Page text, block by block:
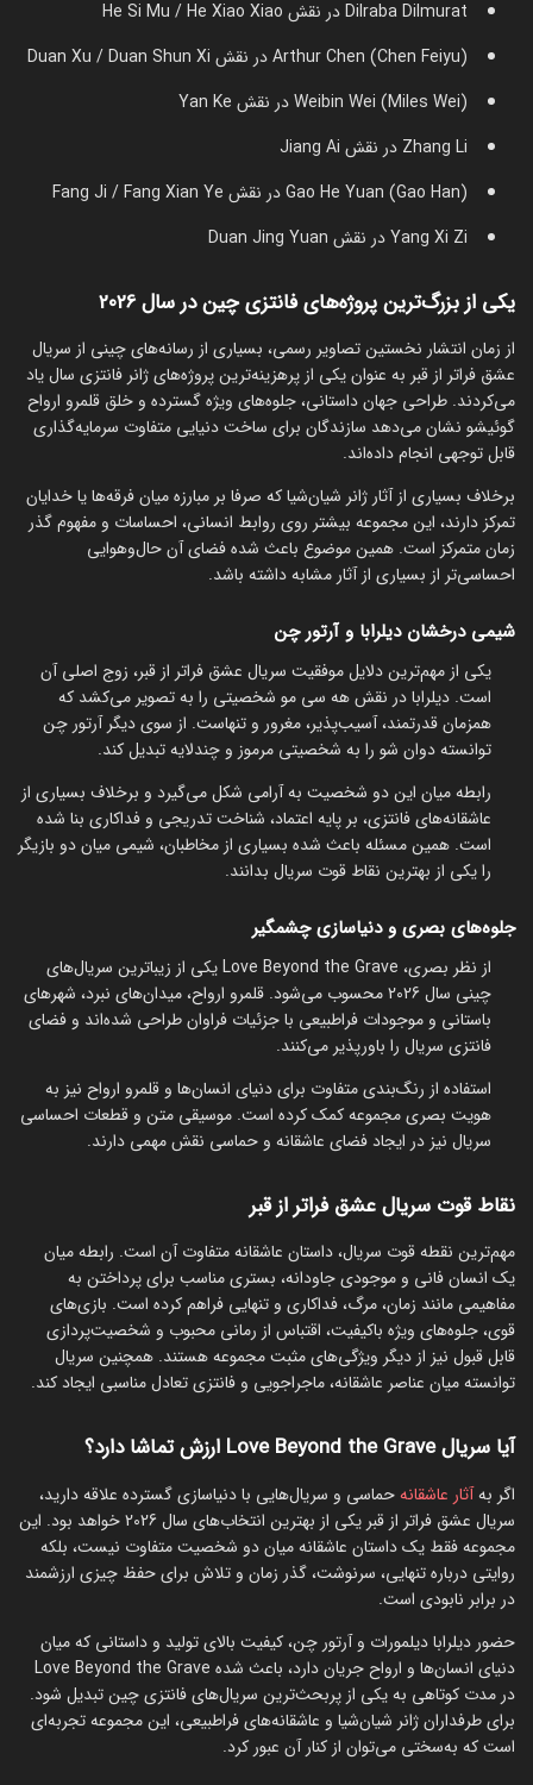
Dilraba Dilmurat در نقش He Si Mu / He Xiao Xiao
Arthur Chen (Chen Feiyu) در نقش Duan Xu / Duan Shun Xi
Weibin Wei (Miles Wei) در نقش Yan Ke
Zhang Li در نقش Jiang Ai
Gao He Yuan (Gao Han) در نقش Fang Ji / Fang Xian Ye
Yang Xi Zi در نقش Duan Jing Yuan
یکی از بزرگ‌ترین پروژه‌های فانتزی چین در سال 2026
از زمان انتشار نخستین تصاویر رسمی، بسیاری از رسانه‌های چینی از سریال
عشق فراتر از قبر به عنوان یکی از پرهزینه‌ترین پروژه‌های ژانر فانتزی سال یاد
می‌کردند. طراحی جهان داستانی، جلوه‌های ویژه گسترده و خلق قلمرو ارواح
گوئیشو نشان می‌دهد سازندگان برای ساخت دنیایی متفاوت سرمایه‌گذاری
قابل توجهی انجام داده‌اند.
برخلاف بسیاری از آثار ژانر شیان‌شیا که صرفا بر مبارزه میان فرقه‌ها یا خدایان
تمرکز دارند، این مجموعه بیشتر روی روابط انسانی، احساسات و مفهوم گذر
زمان متمرکز است. همین موضوع باعث شده فضای آن حال‌وهوایی
احساسی‌تر از بسیاری از آثار مشابه داشته باشد.
شیمی درخشان دیلرابا و آرتور چن
یکی از مهم‌ترین دلایل موفقیت سریال عشق فراتر از قبر، زوج اصلی آن
است. دیلرابا در نقش هه سی مو شخصیتی را به تصویر می‌کشد که
همزمان قدرتمند، آسیب‌پذیر، مغرور و تنهاست. از سوی دیگر آرتور چن
توانسته دوان شو را به شخصیتی مرموز و چندلایه تبدیل کند.
رابطه میان این دو شخصیت به آرامی شکل می‌گیرد و برخلاف بسیاری از
عاشقانه‌های فانتزی، بر پایه اعتماد، شناخت تدریجی و فداکاری بنا شده
است. همین مسئله باعث شده بسیاری از مخاطبان، شیمی میان دو بازیگر
را یکی از بهترین نقاط قوت سریال بدانند.
جلوه‌های بصری و دنیاسازی چشمگیر
از نظر بصری، Love Beyond the Grave یکی از زیباترین سریال‌های
چینی سال 2026 محسوب می‌شود. قلمرو ارواح، میدان‌های نبرد، شهرهای
باستانی و موجودات فراطبیعی با جزئیات فراوان طراحی شده‌اند و فضای
فانتزی سریال را باورپذیر می‌کنند.
استفاده از رنگ‌بندی متفاوت برای دنیای انسان‌ها و قلمرو ارواح نیز به
هویت بصری مجموعه کمک کرده است. موسیقی متن و قطعات احساسی
سریال نیز در ایجاد فضای عاشقانه و حماسی نقش مهمی دارند.
نقاط قوت سریال عشق فراتر از قبر
مهم‌ترین نقطه قوت سریال، داستان عاشقانه متفاوت آن است. رابطه میان
یک انسان فانی و موجودی جاودانه، بستری مناسب برای پرداختن به
مفاهیمی مانند زمان، مرگ، فداکاری و تنهایی فراهم کرده است. بازی‌های
قوی، جلوه‌های ویژه باکیفیت، اقتباس از رمانی محبوب و شخصیت‌پردازی
قابل قبول نیز از دیگر ویژگی‌های مثبت مجموعه هستند. همچنین سریال
توانسته میان عناصر عاشقانه، ماجراجویی و فانتزی تعادل مناسبی ایجاد کند.
آیا سریال Love Beyond the Grave ارزش تماشا دارد؟
اگر بهآثار عاشقانهحماسی و سریال‌هایی با دنیاسازی گسترده علاقه دارید،
سریال عشق فراتر از قبر یکی از بهترین انتخاب‌های سال 2026 خواهد بود. این
مجموعه فقط یک داستان عاشقانه میان دو شخصیت متفاوت نیست، بلکه
روایتی درباره تنهایی، سرنوشت، گذر زمان و تلاش برای حفظ چیزی ارزشمند
در برابر نابودی است.
حضور دیلرابا دیلمورات و آرتور چن، کیفیت بالای تولید و داستانی که میان
دنیای انسان‌ها و ارواح جریان دارد، باعث شده Love Beyond the Grave
در مدت کوتاهی به یکی از پربحث‌ترین سریال‌های فانتزی چین تبدیل شود.
برای طرفداران ژانر شیان‌شیا و عاشقانه‌های فراطبیعی، این مجموعه تجربه‌ای
است که به‌سختی می‌توان از کنار آن عبور کرد.